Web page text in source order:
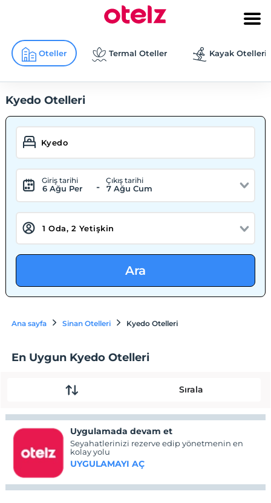
Oteller Termal Oteller Kayak Otelleri
Kyedo Otelleri
Giriş tarihi
6 Ağu Per -
Çıkış tarihi
7 Ağu Cum
Ara
Ana sayfa Sinan Otelleri Kyedo Otelleri
En Uygun Kyedo Otelleri
Sırala
Uygulamada devam et
Seyahatlerinizi rezerve edip yönetmenin en
kolay yolu
UYGULAMAYI AÇ